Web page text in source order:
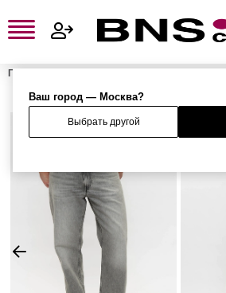
Ваш город — Москва?
Выбрать другой
Главная